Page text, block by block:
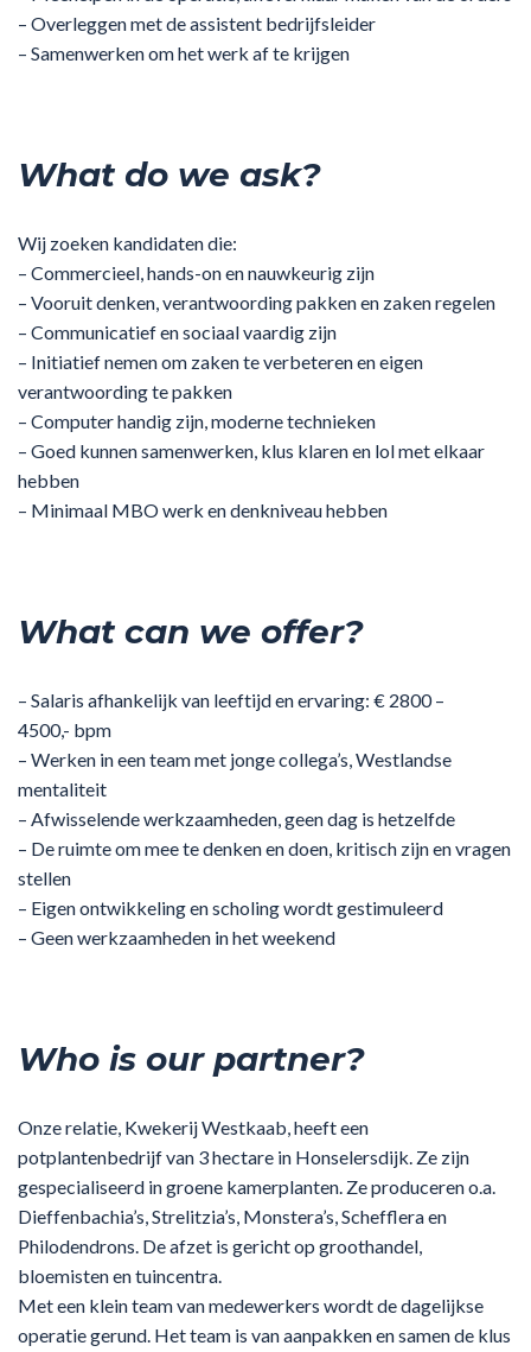
– Overleggen met de assistent bedrijfsleider
– Samenwerken om het werk af te krijgen
What do we ask?
Wij zoeken kandidaten die:
– Commercieel, hands-on en nauwkeurig zijn
– Vooruit denken, verantwoording pakken en zaken regelen
– Communicatief en sociaal vaardig zijn
– Initiatief nemen om zaken te verbeteren en eigen
verantwoording te pakken
– Computer handig zijn, moderne technieken
– Goed kunnen samenwerken, klus klaren en lol met elkaar
hebben
– Minimaal MBO werk en denkniveau hebben
What can we offer?
– Salaris afhankelijk van leeftijd en ervaring: € 2800 –
4500,- bpm
– Werken in een team met jonge collega’s, Westlandse
mentaliteit
– Afwisselende werkzaamheden, geen dag is hetzelfde
– De ruimte om mee te denken en doen, kritisch zijn en vragen
stellen
– Eigen ontwikkeling en scholing wordt gestimuleerd
– Geen werkzaamheden in het weekend
Who is our partner?
Onze relatie, Kwekerij Westkaab, heeft een
potplantenbedrijf van 3 hectare in Honselersdijk. Ze zijn
gespecialiseerd in groene kamerplanten. Ze produceren o.a.
Dieffenbachia’s, Strelitzia’s, Monstera’s, Schefflera en
Philodendrons. De afzet is gericht op groothandel,
bloemisten en tuincentra.
Met een klein team van medewerkers wordt de dagelijkse
operatie gerund. Het team is van aanpakken en samen de klus